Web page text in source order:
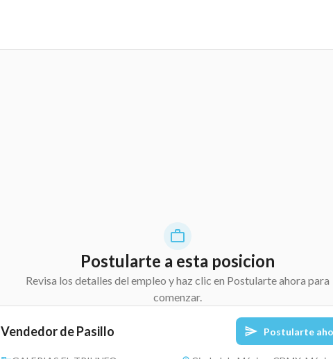
Postularte a esta posicion
Revisa los detalles del empleo y haz clic en Postularte ahora para
comenzar.
Vendedor de Pasillo Postularte